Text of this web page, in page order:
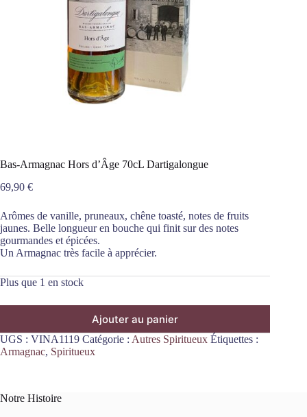
Bas-Armagnac Hors d’Âge 70cL Dartigalongue
69,90 €
Arômes de vanille, pruneaux, chêne toasté, notes de fruits
jaunes. Belle longueur en bouche qui finit sur des notes
gourmandes et épicées.
Un Armagnac très facile à apprécier.
Plus que 1 en stock
Ajouter au panier
UGS : VINA1119 Catégorie : Autres Spiritueux Étiquettes :
Armagnac, Spiritueux
Notre Histoire